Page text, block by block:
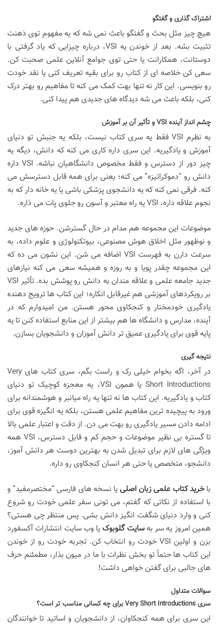
اشتراک گذاری و گفتگو
هیچ چیز مثل بحث و گفتگو باعث نمی شه که یه مفهوم توی ذهنت
تثبیت بشه. بعد از خوندن یه VSI، درباره چیزایی که یاد گرفتی با
دوستانت، همکارانت یا حتی توی جوامع آنلاین علمی صحبت کن.
سعی کن خلاصه ای از کتاب رو برای بقیه تعریف کنی یا نقد خودت
رو بنویسی. این کار نه تنها بهت کمک می کنه تا مفاهیم رو بهتر درک
کنی، بلکه باعث می شه دیدگاه های جدیدی هم پیدا کنی.
چشم انداز آینده VSI و تأثیر آن بر آموزش
به نظرم VSI فقط یه سری کتاب نیست، بلکه یه جنبش تو دنیای
آموزش و یادگیریه. این سری داره کاری می کنه که دانش، دیگه یه
چیز دور از دسترس و فقط مخصوص دانشگاهیان نباشه. VSI داره
دانش رو “دموکراتیزه” می کنه؛ یعنی برای همه قابل دسترسش می
کنه. فرقی نمی کنه که یه دانشجوی پزشکی باشی یا یه خانه دار که به
نجوم علاقه داره، VSI یه راه معتبر و آسون رو جلوی پات می ذاره.
موضوعات این مجموعه هم مدام در حال گسترشن. حوزه های جدید
و نوظهور مثل اخلاق هوش مصنوعی، بیوتکنولوژی و علوم داده، به
سرعت دارن به فهرست VSI اضافه می شن. این نشون می ده که
این مجموعه چقدر پویا و به روزه و همیشه سعی می کنه نیازهای
جدید جامعه علمی و علاقه مندان به دانش رو پوشش بده. تأثیر VSI
بر رویکردهای آموزشی هم غیرقابل انکاره؛ این کتاب ها ترویج دهنده
یادگیری خودمختار و کنجکاوی محور هستن. من امیدوارم که در
آینده، مدارس و دانشگاه ها هم بیشتر از این منابع استفاده کنن تا یه
پایه قوی برای یادگیری عمیق تر دانش آموزان و دانشجویان بسازن.
نتیجه گیری
در آخر، اگه بخوام خیلی رک و راست بگم، سری کتاب های Very
Short Introductions یا همون VSI، یه معجزه کوچیک تو دنیای
کتاب و یادگیریه. این کتاب ها نه تنها یه راه میانبر و هوشمندانه برای
ورود به پیچیده ترین مفاهیم علمی هستن، بلکه یه انگیزه قوی برای
ادامه دادن مسیر یادگیری رو بهت می دن. از دقت و اعتبار علمی بالا
تا گستره بی نظیر موضوعات و حجم کم و قابل دسترس، VSI همه
ویژگی های لازم برای تبدیل شدن به بهترین دوست هر دانش آموز،
دانشجو، متخصص یا حتی هر انسان کنجکاوی رو داره.
باخرید کتاب علمی زبان اصلی یا نسخه های فارسی “مختصرمفید” و
با استفاده از نکاتی که گفتم، می تونی سفر علمی خودت رو شروع
کنی و وارد دنیای شگفت انگیز دانش بشی. پس منتظر چی هستی؟
همین امروز یه سر بهسایت گلوبوک یا وب سایت انتشارات آکسفورد
بزن و اولین VSI خودت رو انتخاب کن. تجربه خودت رو از خوندن
این کتاب ها حتماً تو بخش نظرات با ما در میون بذار، مطمئنم حرف
های جالبی برای گفتن خواهی داشت!
سوالات متداول
سری Very Short Introductions برای چه کسانی مناسب تر است؟
این سری برای همه کنجکاوان، از دانشجویان و اساتید تا خوانندگان